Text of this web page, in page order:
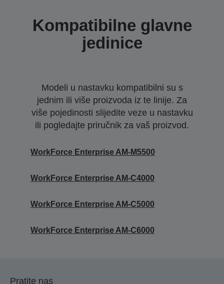
Kompatibilne glavne
jedinice
Modeli u nastavku kompatibilni su s
jednim ili više proizvoda iz te linije. Za
više pojedinosti slijedite veze u nastavku
ili pogledajte priručnik za vaš proizvod.
WorkForce Enterprise AM-M5500
WorkForce Enterprise​ AM-C4000​
WorkForce Enterprise​ AM-C5000​
WorkForce Enterprise​ AM-C6000​
Pratite nas